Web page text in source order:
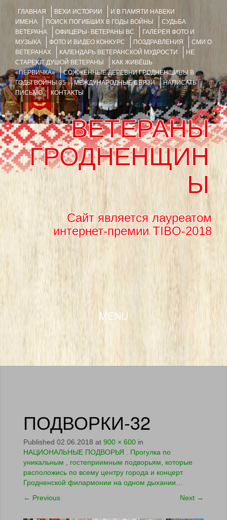
ГЛАВНАЯ ВЕХИ ИСТОРИИ
И В ПАМЯТИ НАВЕКИ
ИМЕНА
ПОИСК ПОГИБШИХ В ГОДЫ ВОЙНЫ
СУДЬБА
ВЕТЕРАНА
ОФИЦЕРЫ- ВЕТЕРАНЫ ВС
ГАЛЕРЕЯ ФОТО И
МУЗЫКА
ФОТО И ВИДЕО КОНКУРС ПОЗДРАВЛЕНИЯ
СМИ О
ВЕТЕРАНАХ
КАЛЕНДАРЬ ВЕТЕРАНСКОЙ МУДРОСТИ
НЕ
СТАРЕЮТ ДУШОЙ ВЕТЕРАНЫ
КАК ЖИВЁШЬ
«ПЕРВИЧКА»
СОЖЖЁННЫЕ ДЕРЕВНИ ГРОДНЕНЩИНЫ В
ГОДЫ ВОЙНЫ 35
МЕЖДУНАРОДНЫЕ СВЯЗИ
НАПИСАТЬ
ПИСЬМО
КОНТАКТЫ
ВЕТЕРАНЫ
ГРОДНЕНЩИН
Ы
Сайт является лауреатом
интернет-премии TIBO-2018
MENU
SKIP TO CONTENT
ПОДВОРКИ-32
Published 02.06.2018 at 900 × 600 in
НАЦИОНАЛЬНЫЕ ПОДВОРЬЯ . Прогулка по
уникальным , гостеприимным подворьям, которые
расположись по всему центру города и концерт
Гродненской филармонии на одном дыхании…
← Previous Next →